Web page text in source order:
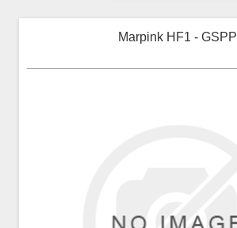
Marpink HF1 - GSPP